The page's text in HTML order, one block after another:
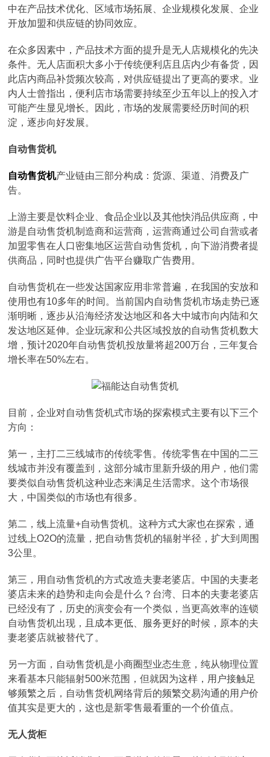
中在产品技术优化、区域市场拓展、企业规模化发展、企业
开放加盟和供应链的协同效应。
在众多因素中，产品技术方面的提升是无人店规模化的先决
条件。无人店面积大多小于传统便利店且店内少有备货，因
此店内商品补货频次较高，对供应链提出了更高的要求。业
内人士曾指出，便利店市场需要持续至少五年以上的投入才
可能产生显见增长。因此，市场的发展需要经历时间的积
淀，逐步向好发展。
自动售货机
自动售货机产业链由三部分构成：货源、渠道、消费及广
告。
上游主要是饮料企业、食品企业以及其他快消品供应商，中
游是自动售货机制造商和运营商，运营商通过公司自营或者
加盟零售在人口密集地区运营自动售货机，向下游消费者提
供商品，同时也提供广告平台赚取广告费用。
自动售货机在一些发达国家应用非常普遍，在我国的安放和
使用也有10多年的时间。当前国内自动售货机市场走势已逐
渐明晰，逐步从沿海经济发达地区和各大中城市向内陆和欠
发达地区延伸。企业玩家和公共区域投放的自动售货机数大
增，预计2020年自动售货机投放量将超200万台，三年复合
增长率在50%左右。
目前，企业对自动售货机式市场的探索模式主要有以下三个
方向：
第一，主打二三线城市的传统零售。传统零售在中国的二三
线城市并没有覆盖到，这部分城市里新升级的用户，他们需
要类似自动售货机这种业态来满足生活需求。这个市场很
大，中国类似的市场也有很多。
第二，线上流量+自动售货机。这种方式大家也在探索，通
过线上O2O的流量，把自动售货机的辐射半径，扩大到周围
3公里。
第三，用自动售货机的方式改造夫妻老婆店。中国的夫妻老
婆店未来的趋势和走向会是什么？台湾、日本的夫妻老婆店
已经没有了，历史的演变会有一个类似，当更高效率的连锁
自动售货机出现，且成本更低、服务更好的时候，原本的夫
妻老婆店就被替代了。
另一方面，自动售货机是小商圈型业态生意，纯从物理位置
来看基本只能辐射500米范围，但就因为这样，用户接触足
够频繁之后，自动售货机网络背后的频繁交易沟通的用户价
值其实是更大的，这也是新零售最看重的一个价值点。
无人货柜